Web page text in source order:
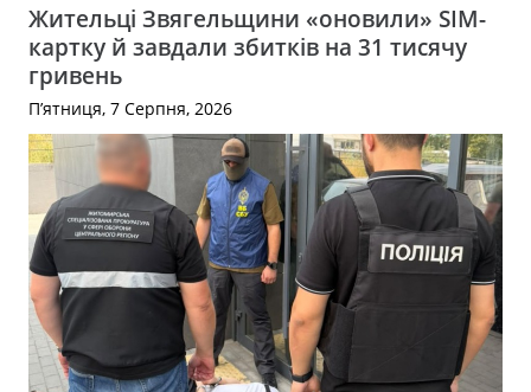
Жительці Звягельщини «оновили» SIM-
картку й завдали збитків на 31 тисячу
гривень
П’ятниця, 7 Серпня, 2026